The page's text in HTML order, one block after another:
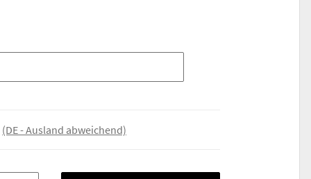
(DE - Ausland abweichend)